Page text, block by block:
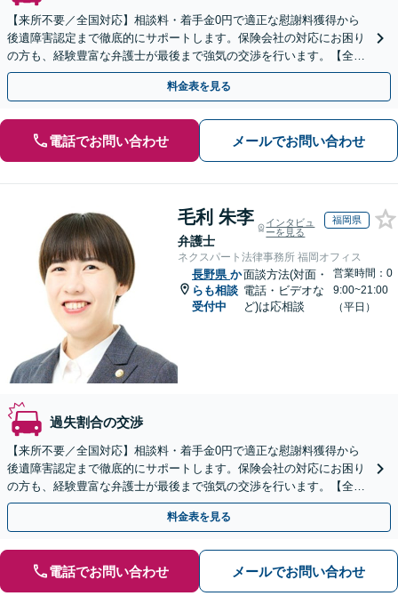
【来所不要／全国対応】相談料・着手金0円で適正な慰謝料獲得から
後遺障害認定まで徹底的にサポートします。保険会社の対応にお困り
の方も、経験豊富な弁護士が最後まで強気の交渉を行います。【全国
13拠点】お気軽にご相談ください。
料金表を見る
電話でお問い合わせ メールでお問い合わせ
毛利 朱李
弁護士
インタビュ
ーを見る
福岡県
ネクスパート法律事務所 福岡オフィス
長野県 か
らも相談
受付中
面談方法(対面・
電話・ビデオな
ど)は応相談
営業時間：0
9:00~21:00
（平日）
過失割合の交渉
【来所不要／全国対応】相談料・着手金0円で適正な慰謝料獲得から
後遺障害認定まで徹底的にサポートします。保険会社の対応にお困り
の方も、経験豊富な弁護士が最後まで強気の交渉を行います。【全国
13拠点】お気軽にご相談ください。
料金表を見る
電話でお問い合わせ メールでお問い合わせ